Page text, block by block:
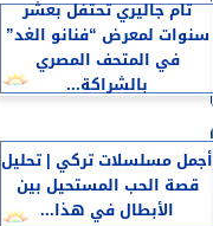
تام جاليري تحتفل بعشر
سنوات لمعرض “فنانو الغد”
في المتحف المصري
بالشراكة...
أجمل مسلسلات تركي | تحليل
قصة الحب المستحيل بين
الأبطال في هذا...